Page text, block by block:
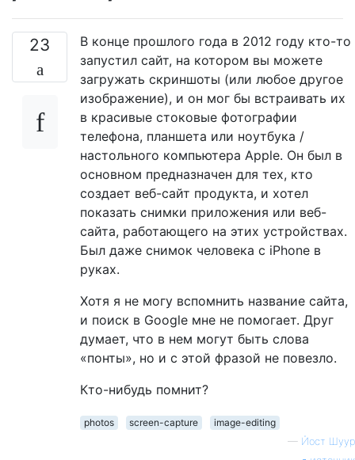
23
В конце прошлого года в 2012 году кто-то
запустил сайт, на котором вы можете
загружать скриншоты (или любое другое
изображение), и он мог бы встраивать их
в красивые стоковые фотографии
телефона, планшета или ноутбука /
настольного компьютера Apple. Он был в
основном предназначен для тех, кто
создает веб-сайт продукта, и хотел
показать снимки приложения или веб-
сайта, работающего на этих устройствах.
Был даже снимок человека с iPhone в
руках.
Хотя я не могу вспомнить название сайта,
и поиск в Google мне не помогает. Друг
думает, что в нем могут быть слова
«понты», но и с этой фразой не повезло.
Кто-нибудь помнит?
photos screen-capture
image-editing
— Йост Шуур